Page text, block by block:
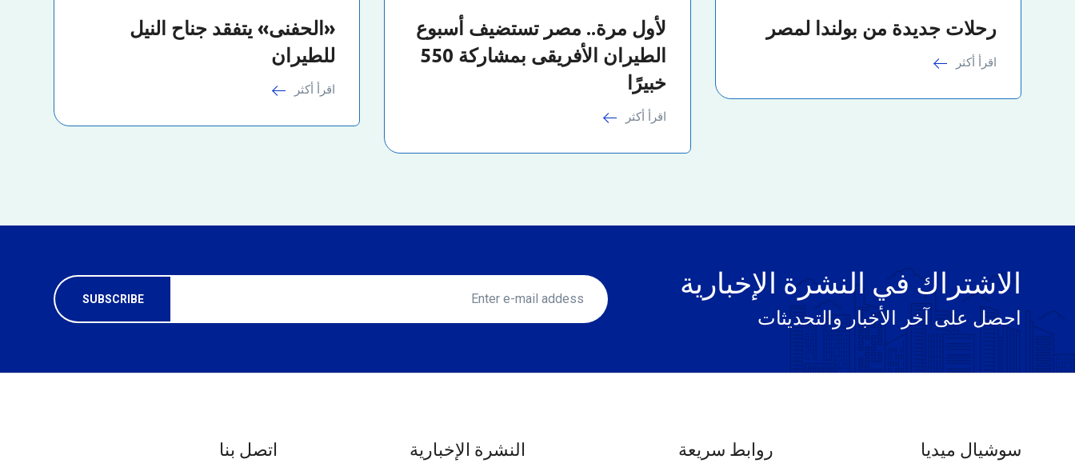
رحلات جديدة من بولندا لمصر
اقرأ أكثر
لأول مرة.. مصر تستضيف أسبوع
الطيران الأفريقى بمشاركة 550
خبيرًا
اقرأ أكثر
«الحفنى» يتفقد جناح النيل
للطيران
اقرأ أكثر
الاشتراك في النشرة الإخبارية
احصل على آخر الأخبار والتحديثات
سوشيال ميديا روابط سريعة النشرة الإخبارية اتصل بنا